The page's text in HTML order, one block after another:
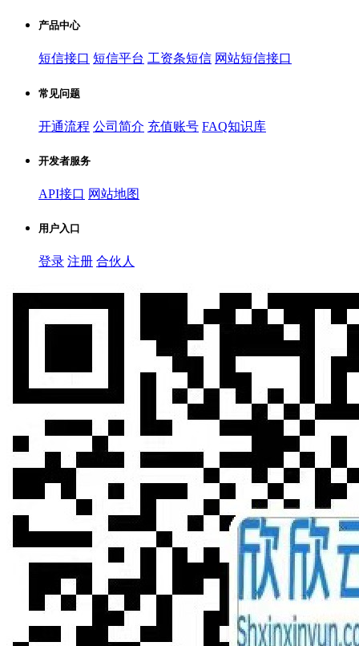
产品中心
短信接口 短信平台 工资条短信 网站短信接口
常见问题
开通流程 公司简介 充值账号 FAQ知识库
开发者服务
API接口 网站地图
用户入口
登录 注册 合伙人